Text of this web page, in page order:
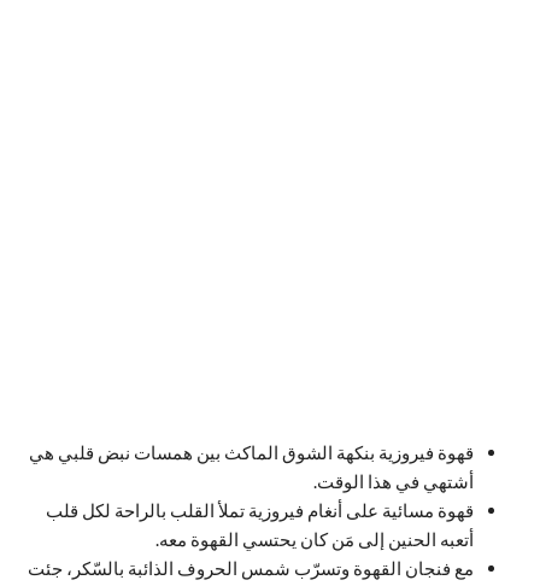
قهوة فيروزية بنكهة الشوق الماكث بين همسات نبض قلبي هي
أشتهي في هذا الوقت.
قهوة مسائية على أنغام فيروزية تملأ القلب بالراحة لكل قلب
أتعبه الحنين إلى مَن كان يحتسي القهوة معه.
مع فنجان القهوة وتسرّب شمس الحروف الذائبة بالسّكر، جئت